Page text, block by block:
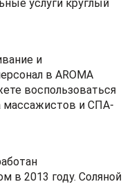
услуги круглый
и
в AROMA
воспользоваться
массажистов и СПА-
в 2013 году. Соляной